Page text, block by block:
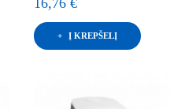
Į KREPŠELĮ